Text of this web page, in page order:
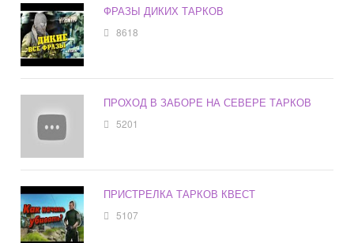
ФРАЗЫ ДИКИХ ТАРКОВ
8618
ПРОХОД В ЗАБОРЕ НА СЕВЕРЕ ТАРКОВ
5201
ПРИСТРЕЛКА ТАРКОВ КВЕСТ
5107